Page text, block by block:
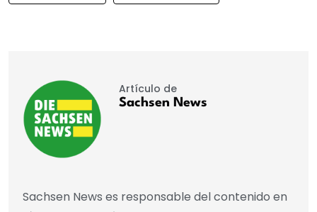
Artículo de
Sachsen News
Sachsen News es responsable del contenido en